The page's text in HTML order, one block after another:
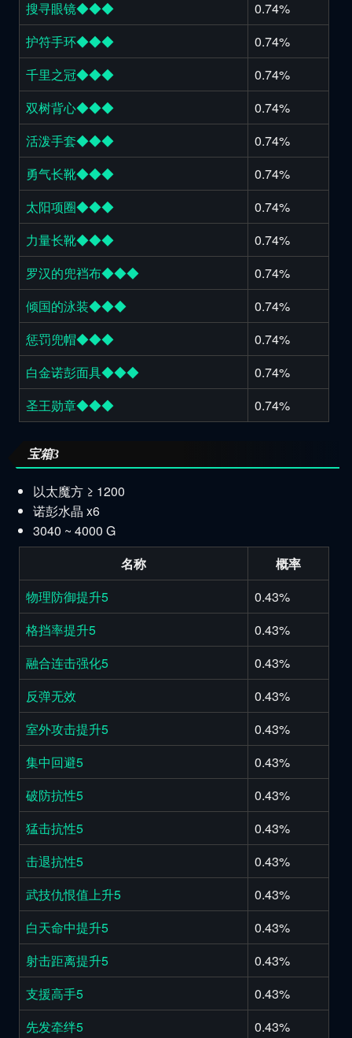
搜寻眼镜◆◆◆
0.74%
护符手环◆◆◆
0.74%
千里之冠◆◆◆
0.74%
双树背心◆◆◆
0.74%
活泼手套◆◆◆
0.74%
勇气长靴◆◆◆
0.74%
太阳项圈◆◆◆
0.74%
力量长靴◆◆◆
0.74%
罗汉的兜裆布◆◆◆
0.74%
倾国的泳装◆◆◆
0.74%
惩罚兜帽◆◆◆
0.74%
白金诺彭面具◆◆◆
0.74%
圣王勋章◆◆◆
0.74%
宝箱3
以太魔方 ≥ 1200
诺彭水晶 x6
3040 ~ 4000 G
名称
概率
物理防御提升5
0.43%
格挡率提升5
0.43%
融合连击强化5
0.43%
反弹无效
0.43%
室外攻击提升5
0.43%
集中回避5
0.43%
破防抗性5
0.43%
猛击抗性5
0.43%
击退抗性5
0.43%
武技仇恨值上升5
0.43%
白天命中提升5
0.43%
射击距离提升5
0.43%
支援高手5
0.43%
先发牵绊5
0.43%